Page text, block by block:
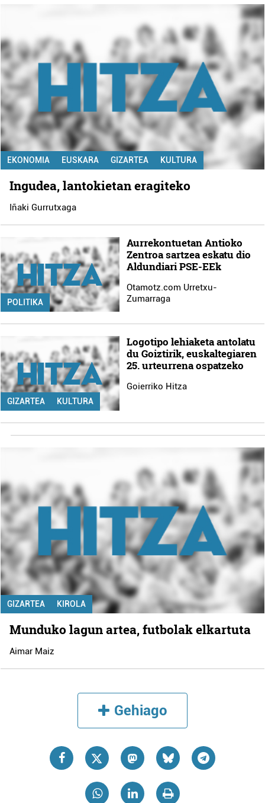
EKONOMIA EUSKARA GIZARTEA KULTURA
Ingudea, lantokietan eragiteko
Iñaki Gurrutxaga
POLITIKA
Aurrekontuetan Antioko
Zentroa sartzea eskatu dio
Aldundiari PSE-EEk
Otamotz.com Urretxu-
Zumarraga
GIZARTEA KULTURA
Logotipo lehiaketa antolatu
du Goiztirik, euskaltegiaren
25. urteurrena ospatzeko
Goierriko Hitza
GIZARTEA KIROLA
Munduko lagun artea, futbolak elkartuta
Aimar Maiz
Gehiago